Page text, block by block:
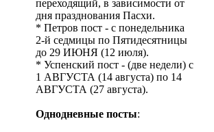
переходящий, в зависимости от
дня празднования Пасхи.
* Петров пост - с понедельника
2-й седмицы по Пятидесятницы
до 29 ИЮНЯ (12 июля).
* Успенский пост - (две недели) с
1 АВГУСТА (14 августа) по 14
АВГУСТА (27 августа).
Однодневные посты: